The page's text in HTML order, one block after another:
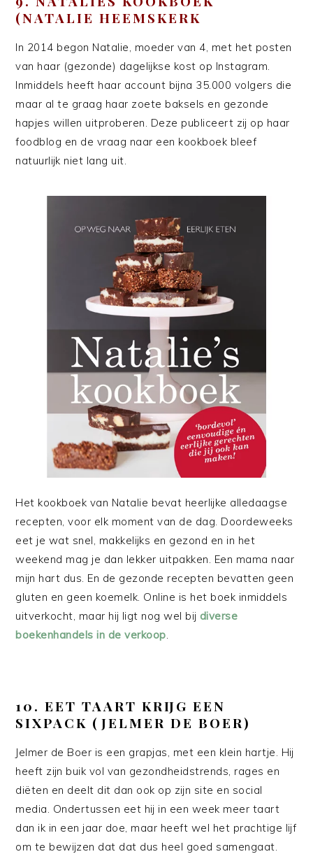
(NATALIE HEEMSKERK
In 2014 begon Natalie, moeder van 4, met het posten
van haar (gezonde) dagelijkse kost op Instagram.
Inmiddels heeft haar account bijna 35.000 volgers die
maar al te graag haar zoete baksels en gezonde
hapjes willen uitproberen. Deze publiceert zij op haar
foodblog en de vraag naar een kookboek bleef
natuurlijk niet lang uit.
Het kookboek van Natalie bevat heerlijke alledaagse
recepten, voor elk moment van de dag. Doordeweeks
eet je wat snel, makkelijks en gezond en in het
weekend mag je dan lekker uitpakken. Een mama naar
mijn hart dus. En de gezonde recepten bevatten geen
gluten en geen koemelk. Online is het boek inmiddels
uitverkocht, maar hij ligt nog wel bij diverse
boekenhandels in de verkoop.
10. EET TAART KRIJG EEN
SIXPACK (JELMER DE BOER)
Jelmer de Boer is een grapjas, met een klein hartje. Hij
heeft zijn buik vol van gezondheidstrends, rages en
diëten en deelt dit dan ook op zijn site en social
media. Ondertussen eet hij in een week meer taart
dan ik in een jaar doe, maar heeft wel het prachtige lijf
om te bewijzen dat dat dus heel goed samengaat.